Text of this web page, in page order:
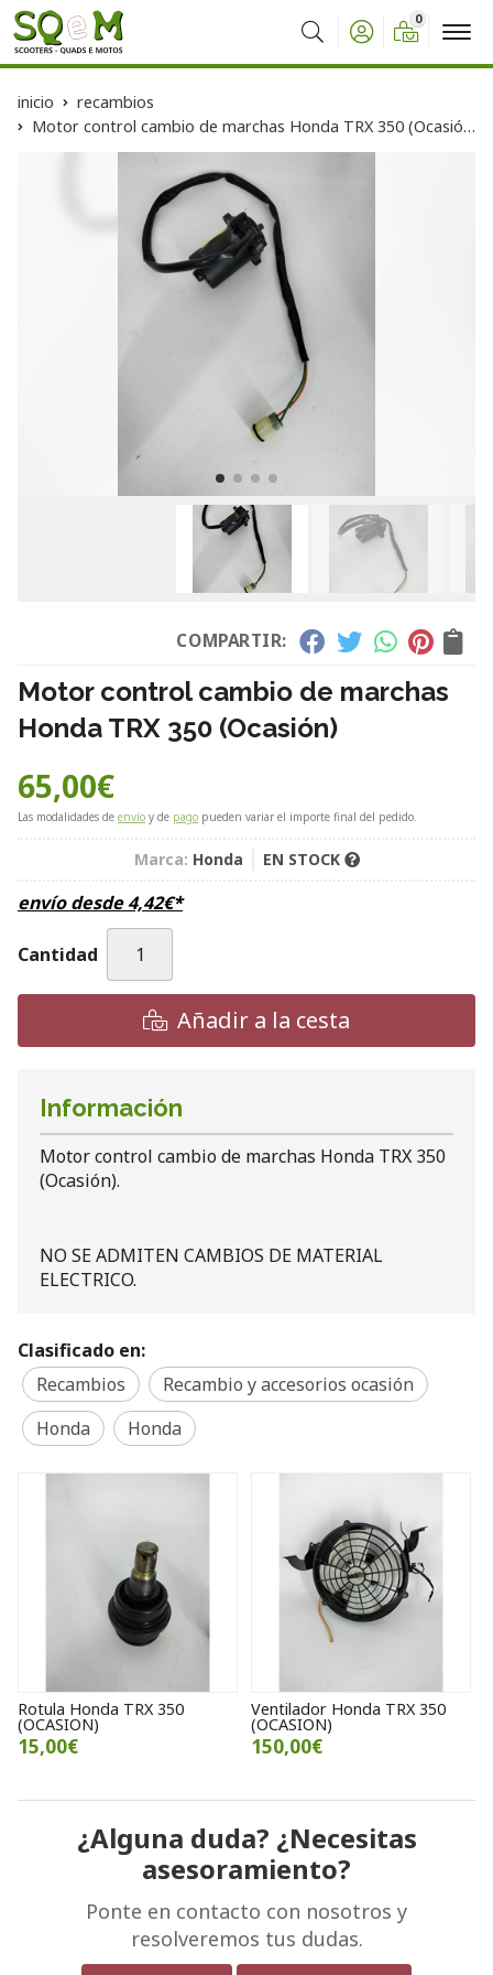
Buscar
0
inicio
recambios
Motor control cambio de marchas Honda TRX 350 (Ocasión)
COMPARTIR:
Motor control cambio de marchas
Honda TRX 350 (Ocasión)
65,00€
Las modalidades de envío y de pago pueden variar el importe final del pedido.
Marca: Honda EN STOCK
envío desde4,42€*
Cantidad
Añadir a la cesta
Información
Motor control cambio de marchas Honda TRX 350
(Ocasión).
NO SE ADMITEN CAMBIOS DE MATERIAL
ELECTRICO.
Clasificado en:
Recambios
Recambio y accesorios ocasión
Honda
Honda
Rotula Honda TRX 350
(OCASION)
15,00€
Ventilador Honda TRX 350
(OCASION)
150,00€
¿Alguna duda? ¿Necesitas
asesoramiento?
Ponte en contacto con nosotros y
resolveremos tus dudas.